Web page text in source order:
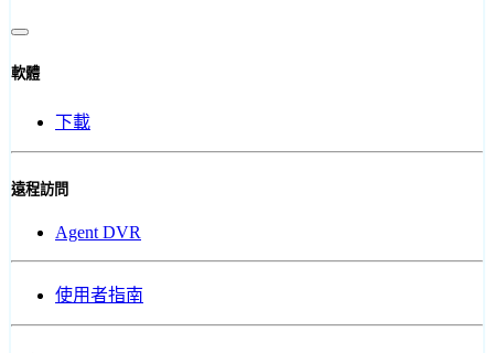
軟體
下載
遠程訪問
Agent DVR
使用者指南